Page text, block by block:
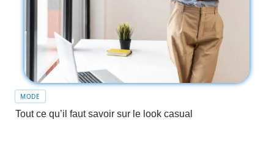
MODE
Tout ce qu’il faut savoir sur le look casual